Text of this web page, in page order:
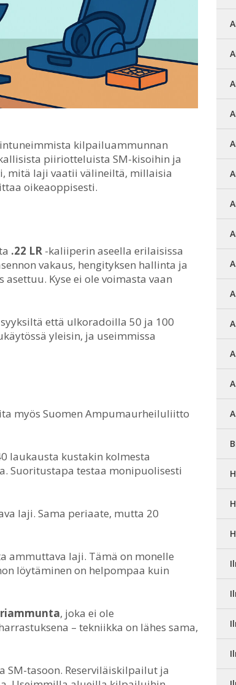
kilpailuammunnan
piiriotteluista SM-kisoihin ja
mitä laji vaatii välineiltä, millaisia
oikeaoppisesti.
.22 LR -kaliiperin aseella erilaisissa
vakaus, hengityksen hallinta ja
Kyse ei ole voimasta vaan
että ulkoradoilla 50 ja 100
yleisin, ja useimmissa
myös Suomen Ampumaurheiluliitto
laukausta kustakin kolmesta
Suoritustapa testaa monipuolisesti
laji. Sama periaate, mutta 20
ammuttava laji. Tämä on monelle
löytäminen on helpompaa kuin
, joka ei ole
– tekniikka on lähes sama,
tasoon. Reserviläiskilpailut ja